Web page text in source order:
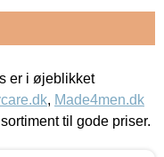
er i øjeblikket
, Made4men.dk
til gode priser.